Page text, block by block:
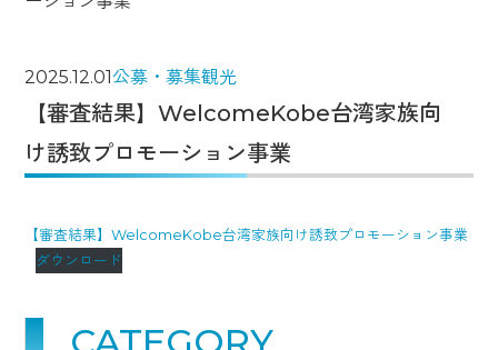
2025.12.01公募・募集観光
【審査結果】WelcomeKobe台湾家族向
け誘致プロモーション事業
【審査結果】WelcomeKobe台湾家族向け誘致プロモーション事業
ダウンロード